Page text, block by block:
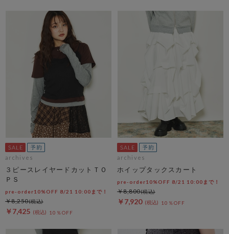
archives
３ピースレイヤードカットＴＯ
ＰＳ
pre-order10%OFF 8/21 10:00まで！
￥7,425 10％OFF
￥8,250
archives
ホイップタックスカート
pre-order10%OFF 8/21 10:00まで！
￥7,920 10％OFF
￥8,800